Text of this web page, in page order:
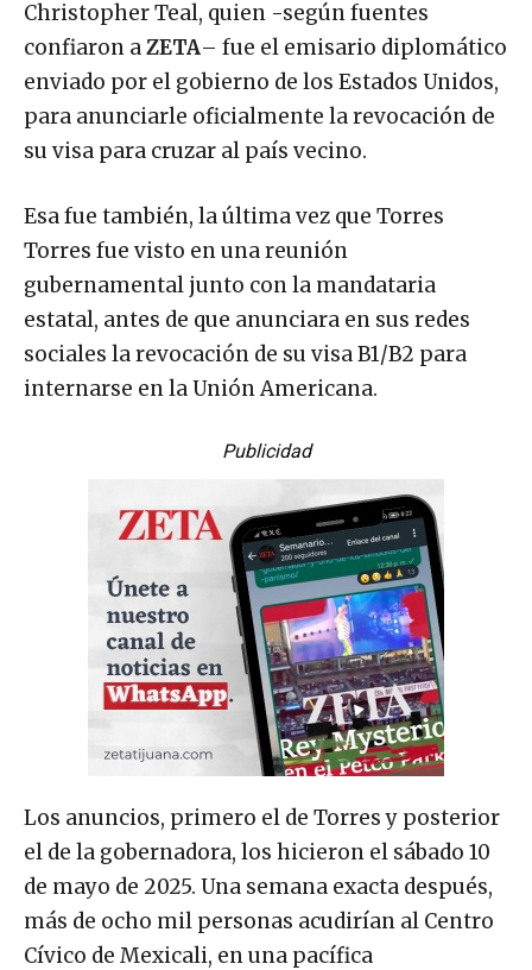
Christopher Teal, quien -según fuentes
confiaron aZETA– fue el emisario diplomático
enviado por el gobierno de los Estados Unidos,
para anunciarle oficialmente la revocación de
su visa para cruzar al país vecino.
Esa fue también, la última vez que Torres
Torres fue visto en una reunión
gubernamental junto con la mandataria
estatal, antes de que anunciara en sus redes
sociales la revocación de su visa B1/B2 para
internarse en la Unión Americana.
Publicidad
Los anuncios, primero el de Torres y posterior
el de la gobernadora, los hicieron el sábado 10
de mayo de 2025. Una semana exacta después,
más de ocho mil personas acudirían al Centro
Cívico de Mexicali, en una pacífica